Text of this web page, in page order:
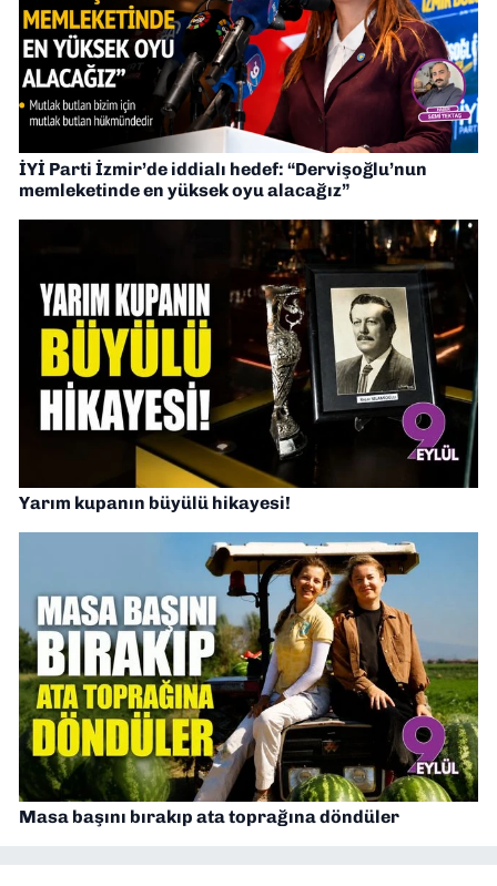
İYİ Parti İzmir’de iddialı hedef: “Dervişoğlu’nun
memleketinde en yüksek oyu alacağız”
Yarım kupanın büyülü hikayesi!
Masa başını bırakıp ata toprağına döndüler